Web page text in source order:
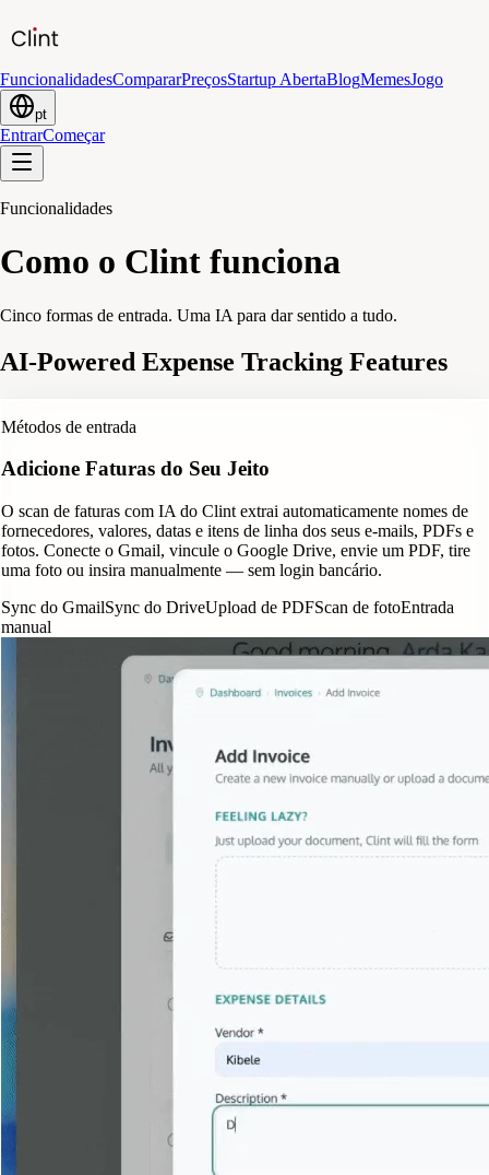
FuncionalidadesCompararPreçosStartup AbertaBlogMemesJogo
pt
EntrarComeçar
Funcionalidades
Como o Clint funciona
Cinco formas de entrada. Uma IA para dar sentido a tudo.
AI-Powered Expense Tracking Features
Métodos de entrada
Adicione Faturas do Seu Jeito
O scan de faturas com IA do Clint extrai automaticamente nomes de
fornecedores, valores, datas e itens de linha dos seus e-mails, PDFs e
fotos. Conecte o Gmail, vincule o Google Drive, envie um PDF, tire
uma foto ou insira manualmente — sem login bancário.
Sync do GmailSync do DriveUpload de PDFScan de fotoEntrada
manual